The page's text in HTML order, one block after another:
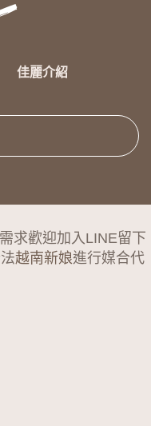
佳麗介紹
求歡迎加入LINE留下
越南新娘進行媒合代